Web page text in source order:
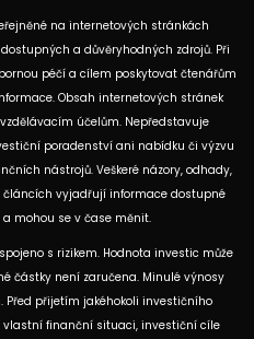
na internetových stránkách
a důvěryhodných zdrojů. Při
péčí a cílem poskytovat čtenářům
Obsah internetových stránek
účelům. Nepředstavuje
poradenství ani nabídku či výzvu
nástrojů. Veškeré názory, odhady,
článcích vyjadřují informace dostupné
mohou se v čase měnit.
s rizikem. Hodnota investic může
částky není zaručena. Minulé výnosy
Před přijetím jakéhokoli investičního
finanční situaci, investiční cíle